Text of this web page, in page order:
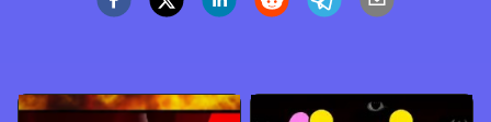
Jugar Ahora